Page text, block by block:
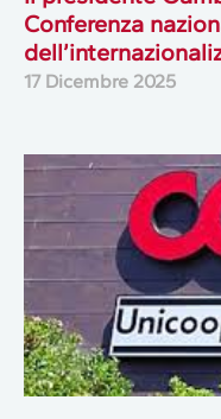
Conferenza
17 Dicembre 2025